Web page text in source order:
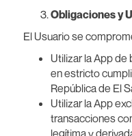
Obligaciones y
El Usuario se
Utilizar la App de
en estricto
República de El
Utilizar la App
transacciones
legítima y